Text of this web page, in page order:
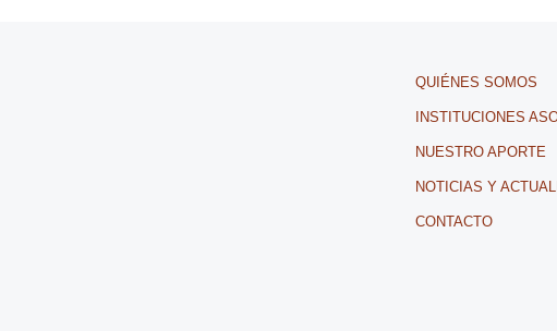
QUIÉNES SOMOS
INSTITUCIONES
NUESTRO APORTE
NOTICIAS Y
CONTACTO